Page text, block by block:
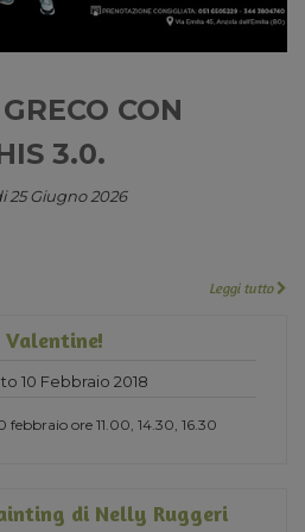
CON
3.0.
25 Giugno 2026
Leggi tutto
Valentine!
10 Febbraio 2018
febbraio ore 11.00, 14.30, 16.30
di Nelly Ruggeri